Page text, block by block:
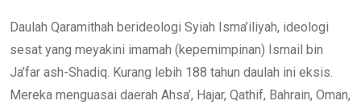
Daulah Qaramithah berideologi Syiah Isma’iliyah, ideologi
sesat yang meyakini imamah (kepemimpinan) Ismail bin
Ja’far ash-Shadiq. Kurang lebih 188 tahun daulah ini eksis.
Mereka menguasai daerah Ahsa’, Hajar, Qathif, Bahrain, Oman,